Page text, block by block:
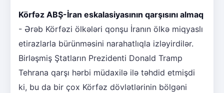
Körfəz ABŞ-İran eskalasiyasının qarşısını almaq
- Ərəb Körfəzi ölkələri qonşu İranın ölkə miqyaslı
etirazlarla bürünməsini narahatlıqla izləyirdilər.
Birləşmiş Ştatların Prezidenti Donald Tramp
Tehrana qarşı hərbi müdaxilə ilə təhdid etmişdi
ki, bu da bir çox Körfəz dövlətlərinin bölgəni